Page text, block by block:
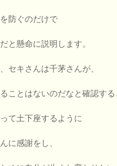
防ぐのだけで
と懸命に説明します。
セキさんは千茅さんが、
ことはないのだなと確認する
て土下座するように
に感謝をし、